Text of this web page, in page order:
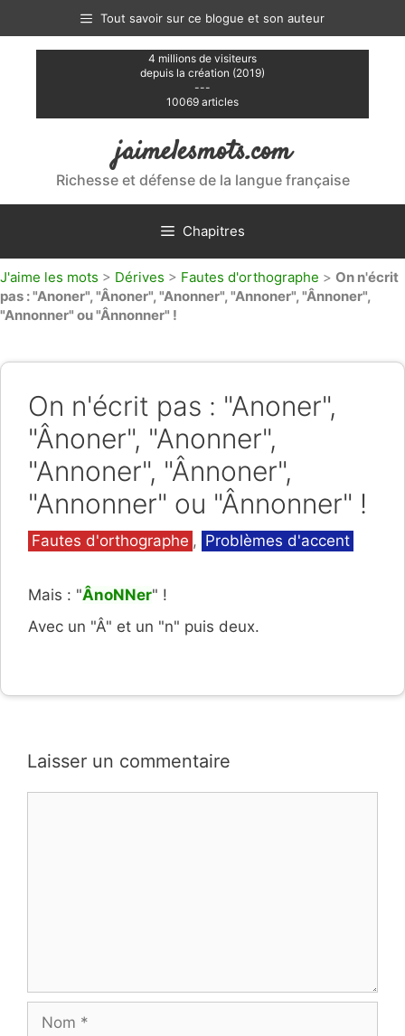
contenu
Tout savoir sur ce blogue et son auteur
4 millions de visiteurs
depuis la création (2019)
---
10069 articles
jaimelesmots.com
Richesse et défense de la langue française
Chapitres
J'aime les mots > Dérives > Fautes d'orthographe > On n'écrit
pas : "Anoner", "Ânoner", "Anonner", "Annoner", "Ânnoner",
"Annonner" ou "Ânnonner" !
On n'écrit pas : "Anoner",
"Ânoner", "Anonner",
"Annoner", "Ânnoner",
"Annonner" ou "Ânnonner" !
Catégories
Fautes d'orthographe , Problèmes d'accent
Mais : "ÂnoNNer" !
Avec un "Â" et un "n" puis deux.
Laisser un commentaire